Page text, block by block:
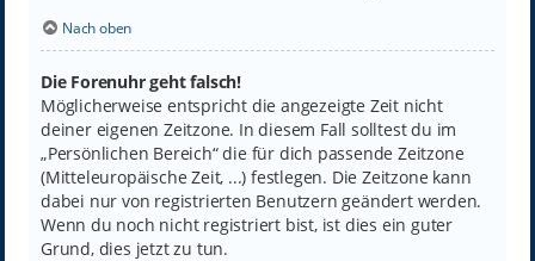
Nach oben
Die Forenuhr geht falsch!
Möglicherweise entspricht die angezeigte Zeit nicht
deiner eigenen Zeitzone. In diesem Fall solltest du im
„Persönlichen Bereich“ die für dich passende Zeitzone
(Mitteleuropäische Zeit, ...) festlegen. Die Zeitzone kann
dabei nur von registrierten Benutzern geändert werden.
Wenn du noch nicht registriert bist, ist dies ein guter
Grund, dies jetzt zu tun.